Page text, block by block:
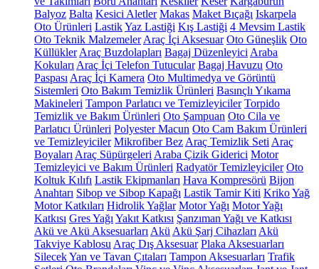
Balyoz Balta Kesici Aletler Makas Maket Bıçağı Iskarpela
Oto Ürünleri LastikYaz Lastiği Kış Lastiği 4 Mevsim Lastik
Oto Teknik Malzemeler Araç İçi Aksesuar Oto Güneşlik Oto
Küllükler Araç Buzdolapları Bagaj Düzenleyici Araba
Kokuları Araç İçi Telefon Tutucular Bagaj Havuzu Oto
Paspası Araç İçi Kamera Oto Multimedya ve Görüntü
Sistemleri Oto Bakım Temizlik Ürünleri Basınçlı Yıkama
Makineleri Tampon Parlatıcı ve Temizleyiciler Torpido
Temizlik ve Bakım Ürünleri Oto Şampuan Oto Cila ve
Parlatıcı Ürünleri Polyester Macun Oto Cam Bakım Ürünleri
ve Temizleyiciler Mikrofiber Bez Araç Temizlik Seti Araç
Boyaları Araç Süpürgeleri Araba Çizik Giderici Motor
Temizleyici ve Bakım Ürünleri Radyatör Temizleyiciler Oto
Koltuk Kılıfı Lastik Ekipmanları Hava Kompresörü Bijon
Anahtarı Sibop ve Sibop Kapağı Lastik Tamir Kiti KrikoYağ
Motor Katkıları Hidrolik Yağlar Motor Yağı Motor Yağı
Katkısı Gres Yağı Yakıt Katkısı Şanzıman Yağı ve Katkısı
Akü ve Akü Aksesuarları Akü Akü Şarj Cihazları Akü
Takviye Kablosu Araç Dış Aksesuar Plaka Aksesuarları
SilecekYan ve Tavan Çıtaları Tampon Aksesuarları Trafik